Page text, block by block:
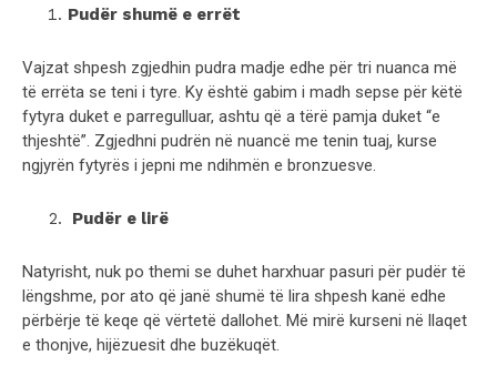
Pudër shumë e errët
Vajzat shpesh zgjedhin pudra madje edhe për tri nuanca më
të errëta se teni i tyre. Ky është gabim i madh sepse për këtë
fytyra duket e parregulluar, ashtu që a tërë pamja duket “e
thjeshtë”. Zgjedhni pudrën në nuancë me tenin tuaj, kurse
ngjyrën fytyrës i jepni me ndihmën e bronzuesve.
Pudër e lirë
Natyrisht, nuk po themi se duhet harxhuar pasuri për pudër të
lëngshme, por ato që janë shumë të lira shpesh kanë edhe
përbërje të keqe që vërtetë dallohet. Më mirë kurseni në llaqet
e thonjve, hijëzuesit dhe buzëkuqët.